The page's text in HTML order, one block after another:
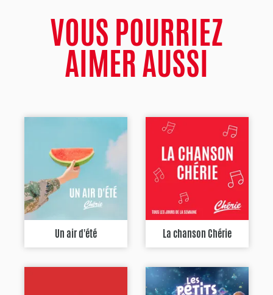
VOUS POURRIEZ
AIMER AUSSI
Un air d'été La chanson Chérie